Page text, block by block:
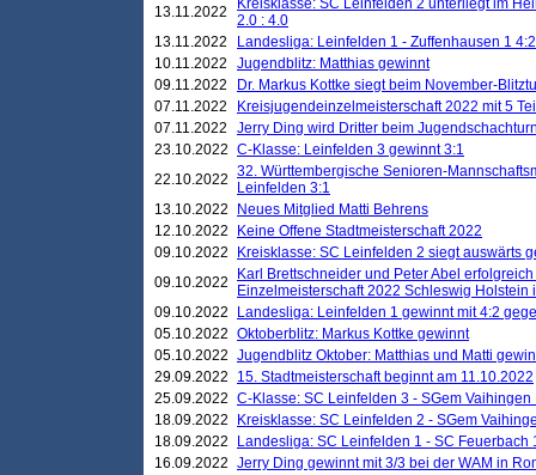
13.11.2022
Kreisklasse: SC Leinfelden 2 unterliegt im
2.0 : 4.0
13.11.2022
Landesliga: Leinfelden 1 - Zuffenhausen 1 4:2
10.11.2022
Jugendblitz: Matthias gewinnt
09.11.2022
Dr. Markus Kottke siegt beim November-
07.11.2022
Kreisjugendeinzelmeisterschaft 2022 mit 5
07.11.2022
Jerry Ding wird Dritter beim
23.10.2022 C-Klasse: Leinfelden 3 gewinnt 3:1
22.10.2022 32. Württembergische Senioren-
Leinfelden 3:1
13.10.2022
Neues Mitglied Matti Behrens
12.10.2022
Keine Offene Stadtmeisterschaft 2022
09.10.2022
Kreisklasse: SC Leinfelden 2 siegt auswärts
09.10.2022
Karl Brettschneider und Peter Abel
Einzelmeisterschaft 2022 Schleswig Holstein
09.10.2022
Landesliga: Leinfelden 1 gewinnt mit 4:2
05.10.2022 Oktoberblitz: Markus Kottke gewinnt
05.10.2022 Jugendblitz Oktober: Matthias und Matti
29.09.2022
15. Stadtmeisterschaft beginnt am 11.10.2022
25.09.2022 C-Klasse: SC Leinfelden 3 - SGem Vaihingen
18.09.2022
Kreisklasse: SC Leinfelden 2 - SGem
18.09.2022
Landesliga: SC Leinfelden 1 - SC Feuerbach
16.09.2022 Jerry Ding gewinnt mit 3/3 bei der WAM in